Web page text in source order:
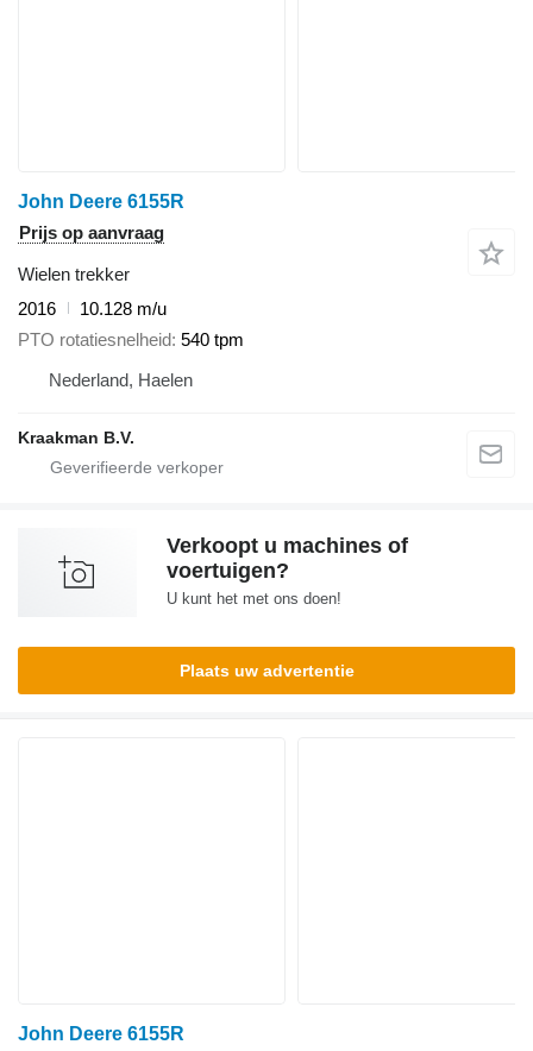
John Deere 6155R
Prijs op aanvraag
Wielen trekker
2016
10.128 m/u
PTO rotatiesnelheid 540 tpm
Nederland, Haelen
Kraakman B.V.
Verkoopt u machines of
voertuigen?
U kunt het met ons doen!
Plaats uw advertentie
John Deere 6155R